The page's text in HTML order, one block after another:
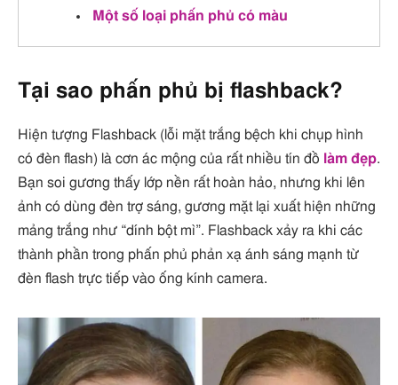
Một số loại phấn phủ có màu
Tại sao phấn phủ bị flashback?
Hiện tượng Flashback (lỗi mặt trắng bệch khi chụp hình
có đèn flash) là cơn ác mộng của rất nhiều tín đồ làm đẹp.
Bạn soi gương thấy lớp nền rất hoàn hảo, nhưng khi lên
ảnh có dùng đèn trợ sáng, gương mặt lại xuất hiện những
mảng trắng như “dính bột mì”. Flashback xảy ra khi các
thành phần trong phấn phủ phản xạ ánh sáng mạnh từ
đèn flash trực tiếp vào ống kính camera.